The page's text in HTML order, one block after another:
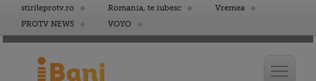
stirileprotv.ro Romania, te iubesc
Vremea
PROTV NEWS
VOYO